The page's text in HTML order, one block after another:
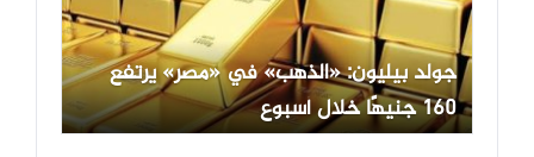
جولد بيليون: «الذهب» في «مصر» يرتفع
160 جنيهًا خلال أسبوع